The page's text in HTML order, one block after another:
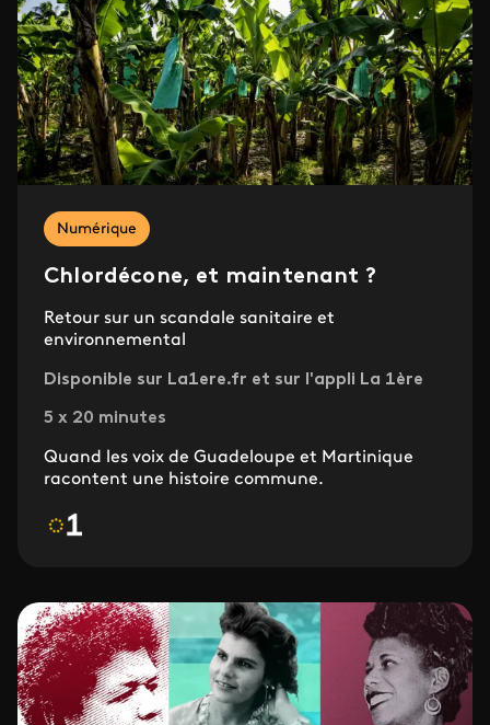
Numérique
Chlordécone, et maintenant ?
Retour sur un scandale sanitaire et
environnemental
Disponible sur La1ere.fr et sur l'appli La 1ère
5 x 20 minutes
Quand les voix de Guadeloupe et Martinique
racontent une histoire commune.